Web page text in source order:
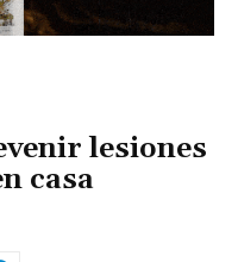
lesiones
casa